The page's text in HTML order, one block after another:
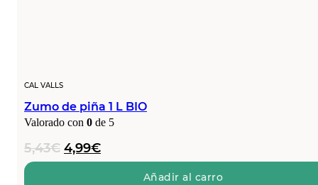
CAL VALLS
Zumo de piña 1 L BIO
Valorado con 0 de 5
5,43€ El
precio
4,99€El
precio
Añadir al carro